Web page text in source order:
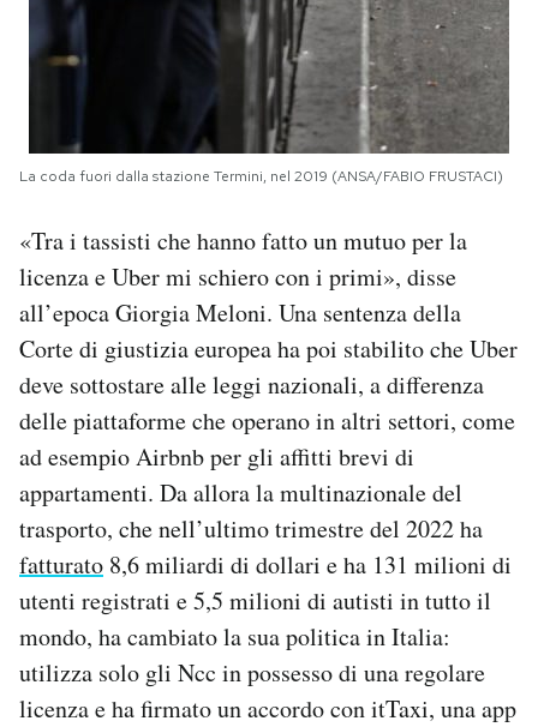
La coda fuori dalla stazione Termini, nel 2019 (ANSA/FABIO FRUSTACI)
«Tra i tassisti che hanno fatto un mutuo per la
licenza e Uber mi schiero con i primi», disse
all’epoca Giorgia Meloni. Una sentenza della
Corte di giustizia europea ha poi stabilito che Uber
deve sottostare alle leggi nazionali, a differenza
delle piattaforme che operano in altri settori, come
ad esempio Airbnb per gli affitti brevi di
appartamenti. Da allora la multinazionale del
trasporto, che nell’ultimo trimestre del 2022 ha
fatturato 8,6 miliardi di dollari e ha 131 milioni di
utenti registrati e 5,5 milioni di autisti in tutto il
mondo, ha cambiato la sua politica in Italia:
utilizza solo gli Ncc in possesso di una regolare
licenza e ha firmato un accordo con itTaxi, una app